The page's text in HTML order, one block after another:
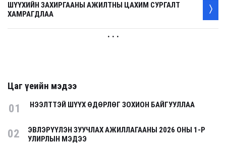
ШҮҮХИЙН ЗАХИРГААНЫ АЖИЛТНЫ ЦАХИМ СУРГАЛТ
ХАМРАГДЛАА
. . .
Цаг үеийн мэдээ
01 НЭЭЛТТЭЙ ШҮҮХ ӨДӨРЛӨГ ЗОХИОН БАЙГУУЛЛАА
02
ЭВЛЭРҮҮЛЭН ЗУУЧЛАХ АЖИЛЛАГААНЫ 2026 ОНЫ 1-Р
УЛИРЛЫН МЭДЭЭ